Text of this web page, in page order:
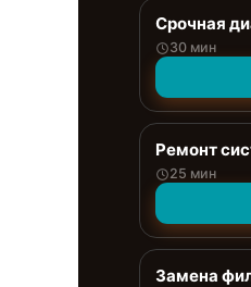
Срочная
30 мин
Ремонт
25 мин
Замена